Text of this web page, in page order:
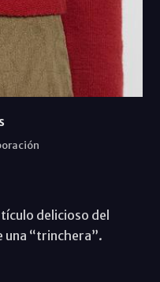
delicioso del
una “trinchera”.